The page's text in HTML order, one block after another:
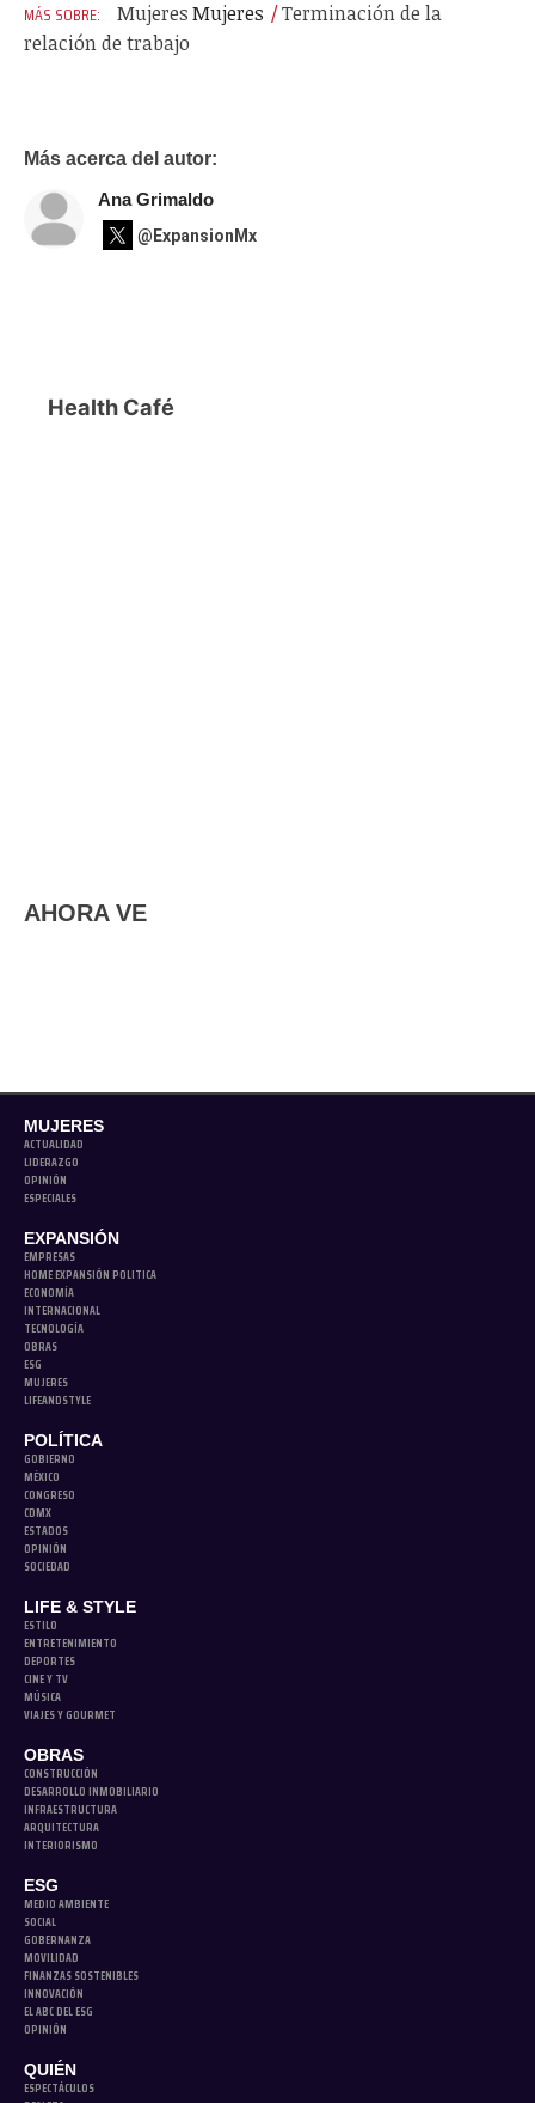
MujeresMujeres
Terminación de la
relación de trabajo
Más acerca del autor:
Ana Grimaldo
@ExpansionMx
Health Café
AHORA VE
MUJERES
ACTUALIDAD
LIDERAZGO
OPINIÓN
ESPECIALES
EXPANSIÓN
EMPRESAS
HOME EXPANSIÓN POLITICA
ECONOMÍA
INTERNACIONAL
TECNOLOGÍA
OBRAS
ESG
MUJERES
LIFEANDSTYLE
POLÍTICA
GOBIERNO
MÉXICO
CONGRESO
CDMX
ESTADOS
OPINIÓN
SOCIEDAD
LIFE & STYLE
ESTILO
ENTRETENIMIENTO
DEPORTES
CINE Y TV
MÚSICA
VIAJES Y GOURMET
OBRAS
CONSTRUCCIÓN
DESARROLLO INMOBILIARIO
INFRAESTRUCTURA
ARQUITECTURA
INTERIORISMO
ESG
MEDIO AMBIENTE
SOCIAL
GOBERNANZA
MOVILIDAD
FINANZAS SOSTENIBLES
INNOVACIÓN
EL ABC DEL ESG
OPINIÓN
QUIÉN
ESPECTÁCULOS